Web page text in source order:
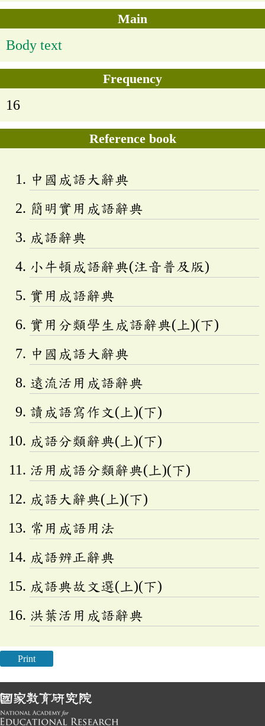
Main
Body text
Frequency
16
Reference book
中國成語大辭典
簡明實用成語辭典
成語辭典
小牛頓成語辭典(注音普及版)
實用成語辭典
實用分類學生成語辭典(上)(下)
中國成語大辭典
遠流活用成語辭典
讀成語寫作文(上)(下)
成語分類辭典(上)(下)
活用成語分類辭典(上)(下)
成語大辭典(上)(下)
常用成語用法
成語辨正辭典
成語典故文選(上)(下)
洪葉活用成語辭典
Print